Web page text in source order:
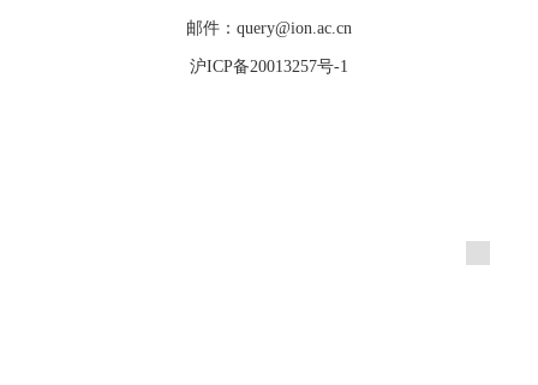
邮件：query@ion.ac.cn
沪ICP备20013257号-1